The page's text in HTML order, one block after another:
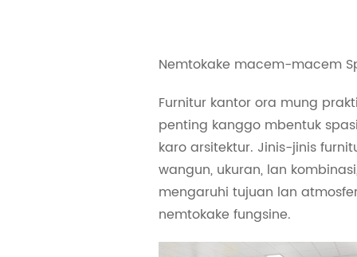
Nemtokake macem-macem
Furnitur kantor ora mung
penting kanggo mbentuk
karo arsitektur. Jinis-jinis
wangun, ukuran, lan
mengaruhi tujuan lan
nemtokake fungsine.